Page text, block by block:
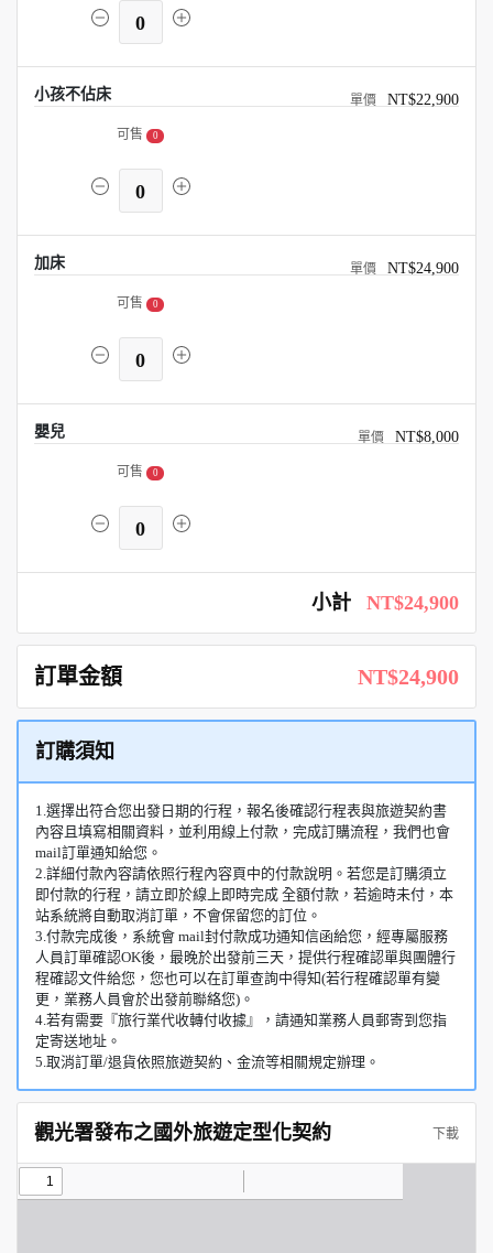
0
小孩不佔床 NT$22,900
可售 0
0
加床 NT$24,900
可售 0
0
嬰兒 NT$8,000
可售 0
0
小計 NT$24,900
訂單金額 NT$24,900
訂購須知
1.選擇出符合您出發日期的行程，報名後確認行程表與旅遊契約書
內容且填寫相關資料，並利用線上付款，完成訂購流程，我們也會
mail訂單通知給您。
2.詳細付款內容請依照行程內容頁中的付款說明。若您是訂購須立
即付款的行程，請立即於線上即時完成 全額付款，若逾時未付，本
站系統將自動取消訂單，不會保留您的訂位。
3.付款完成後，系統會 mail封付款成功通知信函給您，經專屬服務
人員訂單確認OK後，最晚於出發前三天，提供行程確認單與團體行
程確認文件給您，您也可以在訂單查詢中得知(若行程確認單有變
更，業務人員會於出發前聯絡您)。
4.若有需要『旅行業代收轉付收據』，請通知業務人員郵寄到您指
定寄送地址。
5.取消訂單/退貨依照旅遊契約、金流等相關規定辦理。
觀光署發布之國外旅遊定型化契約 下載